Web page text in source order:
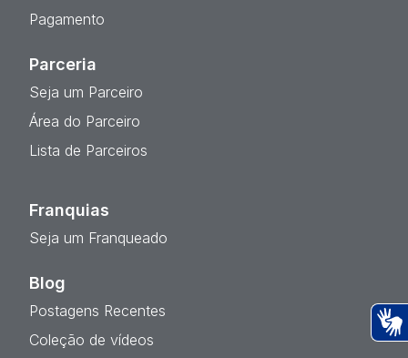
Pagamento
Parceria
Seja um Parceiro
Área do Parceiro
Lista de Parceiros
Franquias
Seja um Franqueado
Blog
Postagens Recentes
Coleção de vídeos